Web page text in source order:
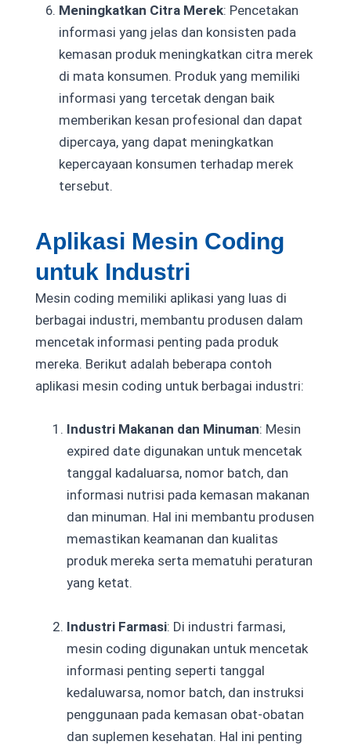
Meningkatkan Citra Merek: Pencetakan
informasi yang jelas dan konsisten pada
kemasan produk meningkatkan citra merek
di mata konsumen. Produk yang memiliki
informasi yang tercetak dengan baik
memberikan kesan profesional dan dapat
dipercaya, yang dapat meningkatkan
kepercayaan konsumen terhadap merek
tersebut.
Aplikasi Mesin Coding
untuk Industri
Mesin coding memiliki aplikasi yang luas di
berbagai industri, membantu produsen dalam
mencetak informasi penting pada produk
mereka. Berikut adalah beberapa contoh
aplikasi mesin coding untuk berbagai industri:
Industri Makanan dan Minuman: Mesin
expired date digunakan untuk mencetak
tanggal kadaluarsa, nomor batch, dan
informasi nutrisi pada kemasan makanan
dan minuman. Hal ini membantu produsen
memastikan keamanan dan kualitas
produk mereka serta mematuhi peraturan
yang ketat.
Industri Farmasi: Di industri farmasi,
mesin coding digunakan untuk mencetak
informasi penting seperti tanggal
kedaluwarsa, nomor batch, dan instruksi
penggunaan pada kemasan obat-obatan
dan suplemen kesehatan. Hal ini penting